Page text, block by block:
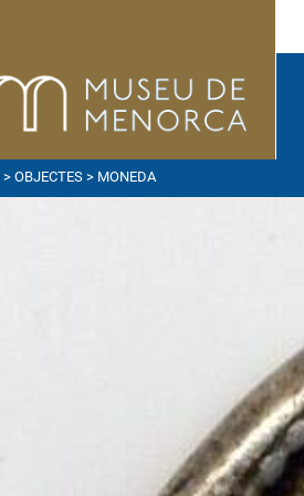
> OBJECTES > MONEDA